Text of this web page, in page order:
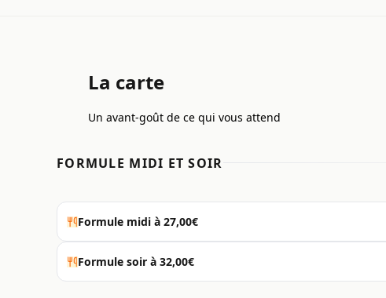
La carte
Un avant-goût de ce qui vous attend
FORMULE MIDI ET SOIR
Formule midi à 27,00€
Formule soir à 32,00€